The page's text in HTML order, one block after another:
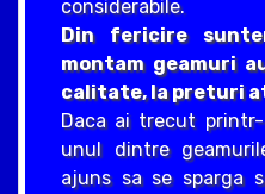
considerabile.
Din fericire
montam geamuri
calitate, la preturi
Daca ai trecut
unul dintre
ajuns sa se sparga